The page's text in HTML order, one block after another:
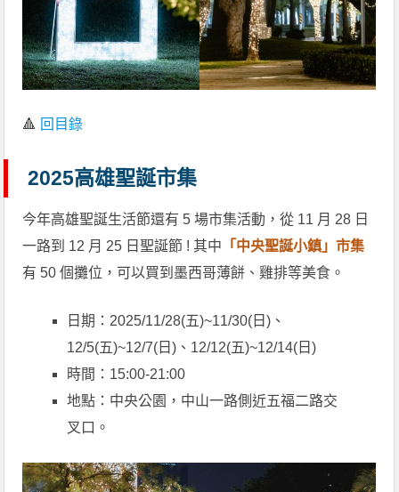
🔺 回目錄
2025高雄聖誕市集
今年高雄聖誕生活節還有 5 場市集活動，從 11 月 28 日
一路到 12 月 25 日聖誕節 ! 其中 「中央聖誕小鎮」市集
有 50 個攤位，可以買到墨西哥薄餅、雞排等美食。
日期：2025/11/28(五)~11/30(日)、
12/5(五)~12/7(日)、12/12(五)~12/14(日)
時間：15:00-21:00
地點：中央公園，中山一路側近五福二路交
叉口。